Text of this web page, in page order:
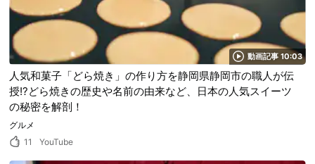
動画記事 10:03
人気和菓子「どら焼き」の作り方を静岡県静岡市の職人が伝
授!?どら焼きの歴史や名前の由来など、日本の人気スイーツ
の秘密を解剖！
グルメ
11
YouTube